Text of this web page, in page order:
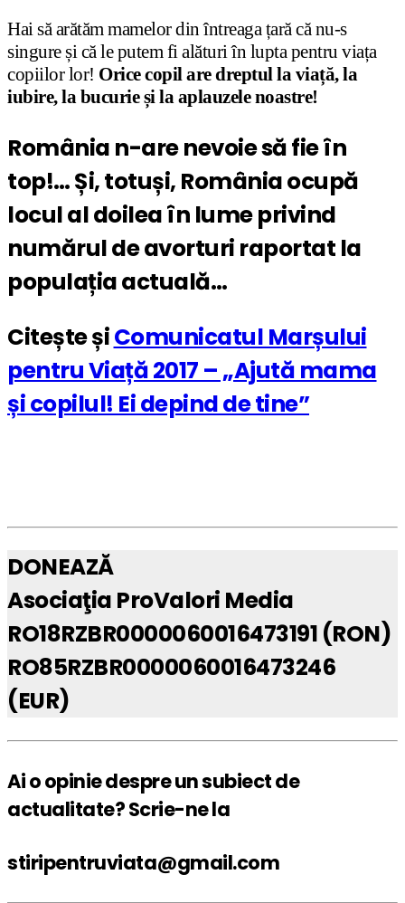
Hai să arătăm mamelor din întreaga țară că nu-s
singure și că le putem fi alături în lupta pentru viața
copiilor lor! Orice copil are dreptul la viață, la
iubire, la bucurie și la aplauzele noastre!
România n-are nevoie să fie în
top!… Și, totuși, România ocupă
locul al doilea în lume privind
numărul de avorturi raportat la
populația actuală…
Citește șiComunicatul Marșului
pentru Viață 2017 – „Ajută mama
și copilul! Ei depind de tine”
DONEAZĂ
Asociaţia ProValori Media
RO18RZBR0000060016473191 (RON)
RO85RZBR0000060016473246
(EUR)
Ai o opinie despre un subiect de
actualitate? Scrie-ne la
stiripentruviata@gmail.com